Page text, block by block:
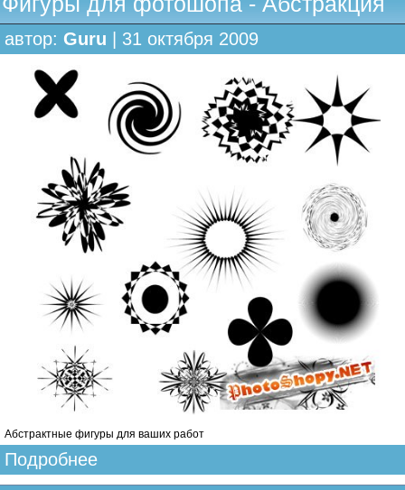
автор: Guru | 31 октября 2009
Абстрактные фигуры для ваших работ
Подробнее